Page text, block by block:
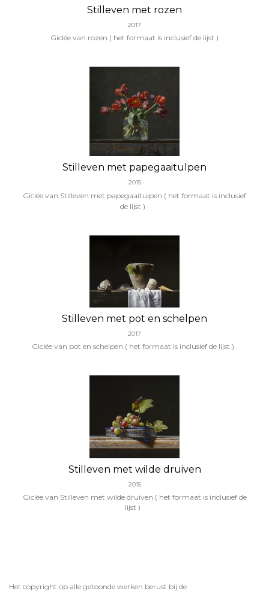
Stilleven met rozen
2017
Giclée van rozen ( het formaat is inclusief de lijst )
Stilleven met papegaaitulpen
2015
Giclée van Stilleven met papegaaitulpen ( het formaat is inclusief
de lijst )
Stilleven met pot en schelpen
2017
Giclée van pot en schelpen ( het formaat is inclusief de lijst )
Stilleven met wilde druiven
2015
Giclée van Stilleven met wilde druiven ( het formaat is inclusief de
lijst )
Het copyright op alle getoonde werken berust bij de